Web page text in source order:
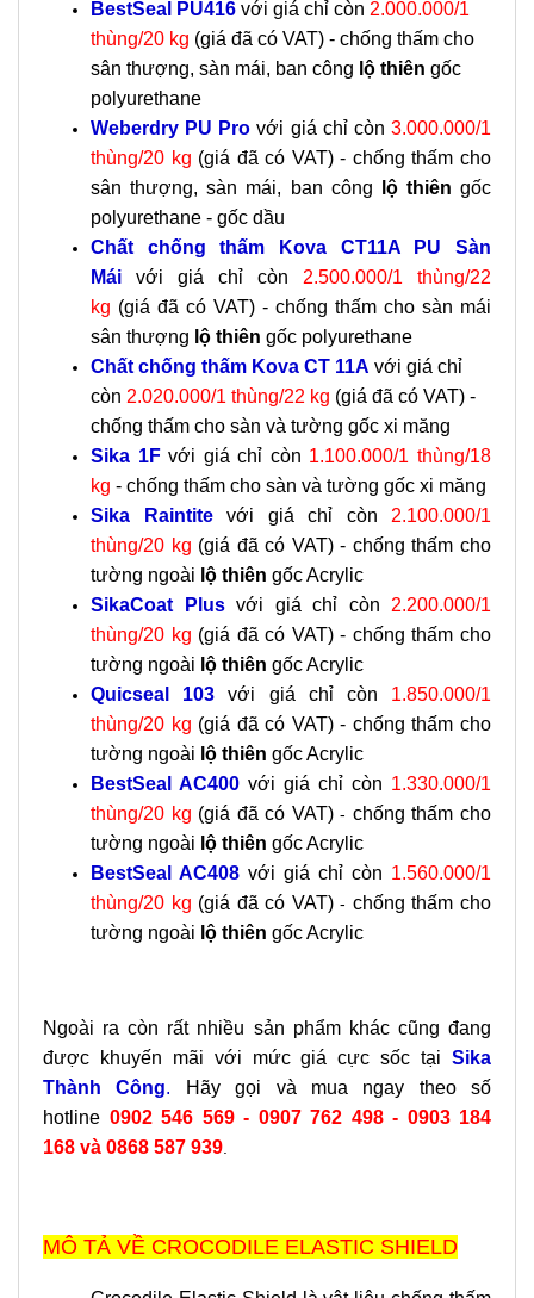
BestSeal PU416 với giá chỉ còn 2.000.000/1
thùng/20 kg (giá đã có VAT) - chống thấm cho
sân thượng, sàn mái, ban công lộ thiên gốc
polyurethane
Weberdry PU Provới giá chỉ còn3.000.000/1
thùng/20 kg (giá đã có VAT) - chống thấm cho
sân thượng, sàn mái, ban công
lộ thiên gốc
polyurethane - gốc dầu
Chất chống thấm Kova CT11A PU Sàn
Mái với giá chỉ còn 2.500.000/1 thùng/22
kg (giá đã có VAT) - chống thấm cho sàn mái
sân thượng lộ thiên gốc polyurethane
Chất chống thấm Kova CT 11A với giá chỉ
còn 2.020.000/1 thùng/22 kg (giá đã có VAT) -
chống thấm cho sàn và tường gốc xi măng
Sika 1Fvới giá chỉ còn 1.100.000/1 thùng/18
kg - chống thấm cho sàn và tường gốc xi măng
Sika Raintite với giá chỉ còn 2.100.000/1
thùng/20 kg (giá đã có VAT) - chống thấm cho
tường ngoài lộ thiên gốc Acrylic
SikaCoat Plus với giá chỉ còn 2.200.000/1
thùng/20 kg (giá đã có VAT) - chống thấm cho
tường ngoài lộ thiên gốc Acrylic
Quicseal 103 với giá chỉ còn 1.850.000/1
thùng/20 kg (giá đã có VAT) - chống thấm cho
tường ngoài lộ thiên gốc Acrylic
BestSeal AC400 với giá chỉ còn 1.330.000/1
thùng/20 kg (giá đã có VAT)- chống thấm cho
tường ngoài lộ thiên gốc Acrylic
BestSeal AC408 với giá chỉ còn 1.560.000/1
thùng/20 kg (giá đã có VAT)- chống thấm cho
tường ngoài lộ thiên gốc Acrylic
Ngoài ra còn rất nhiều sản phẩm khác cũng đang
được khuyến mãi với mức giá cực sốc tại Sika
Thành Công.
Hãy gọi và mua ngay theo số
hotline 0902 546 569 - 0907 762 498 - 0903 184
168 và 0868 587 939
MÔ TẢ VỀ CROCODILE ELASTIC SHIELD